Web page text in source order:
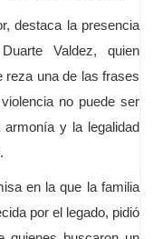
destaca la presencia
Valdez, quien
reza una de las frases
no puede ser
y la legalidad
en la que la familia
por el legado, pidió